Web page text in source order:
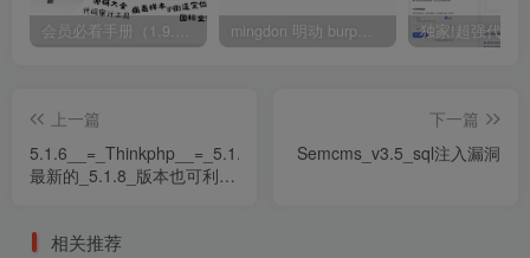
会员必看手册（1.9.0版本 26.4.5更新） mingdon 明动 burp插件0.2.6版本 本地时间校验去除版
上一篇
5.1.6__=_Thinkphp__=_5.1.7（非
最新的_5.1.8_版本也可利
下一篇
Semcms_v3.5_sql注入漏洞
相关推荐